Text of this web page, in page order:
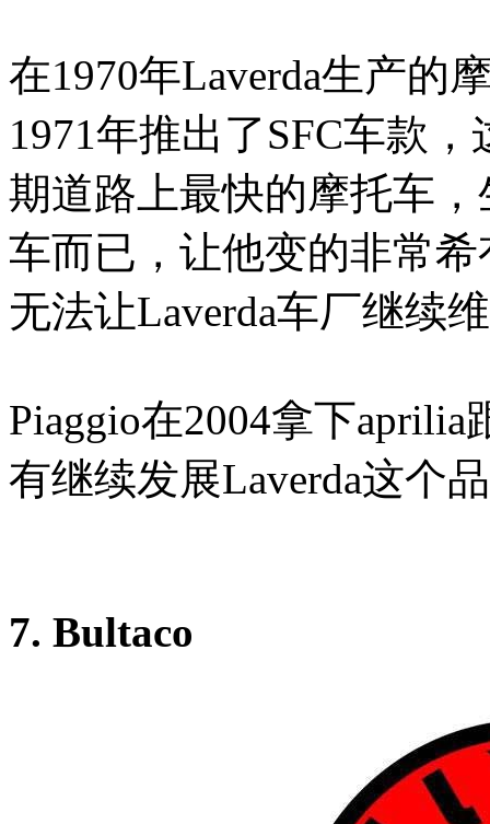
在1970年Laverda生产的
1971年推出了SFC车款
期道路上最快的摩托车
车而已，让他变的非常
无法让Laverda车厂继续
Piaggio在2004拿下
有继续发展Laverda这个
7. Bultaco